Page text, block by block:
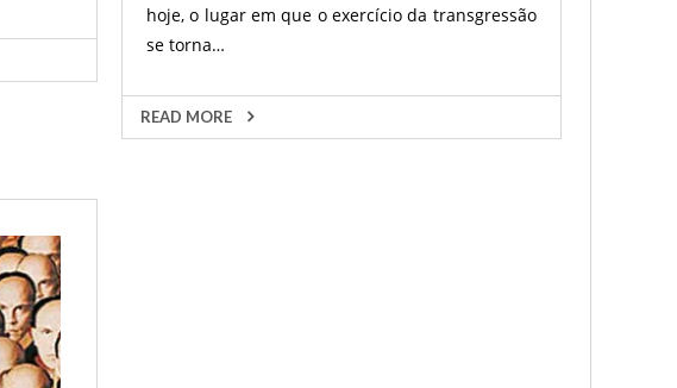
hoje, o lugar em que o exercício da transgressão
se torna…
READ MORE